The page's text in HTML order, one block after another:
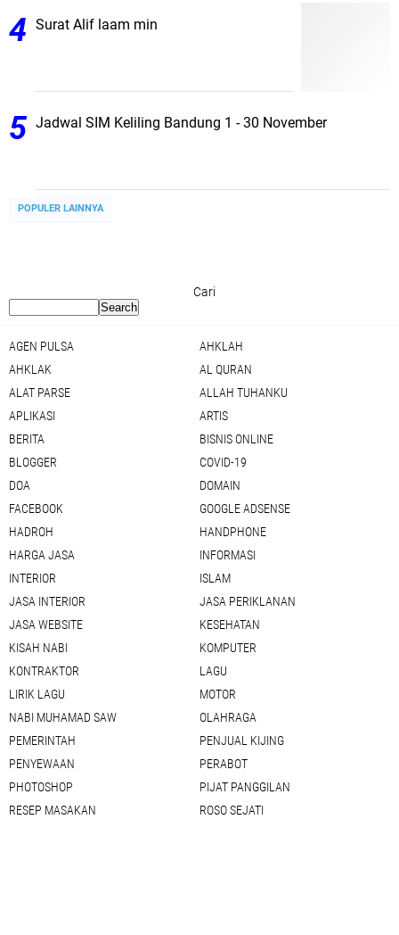
Surat Alif laam min
Jadwal SIM Keliling Bandung 1 - 30 November
POPULER LAINNYA
Cari
AGEN PULSA
AHKLAH
AHKLAK
AL QURAN
ALAT PARSE
ALLAH TUHANKU
APLIKASI
ARTIS
BERITA
BISNIS ONLINE
BLOGGER
COVID-19
DOA
DOMAIN
FACEBOOK
GOOGLE ADSENSE
HADROH
HANDPHONE
HARGA JASA
INFORMASI
INTERIOR
ISLAM
JASA INTERIOR
JASA PERIKLANAN
JASA WEBSITE
KESEHATAN
KISAH NABI
KOMPUTER
KONTRAKTOR
LAGU
LIRIK LAGU
MOTOR
NABI MUHAMAD SAW
OLAHRAGA
PEMERINTAH
PENJUAL KIJING
PENYEWAAN
PERABOT
PHOTOSHOP
PIJAT PANGGILAN
RESEP MASAKAN
ROSO SEJATI